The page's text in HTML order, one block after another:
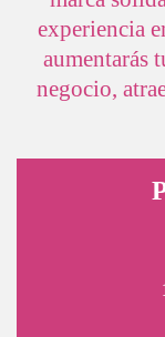
experiencia
aumentarás
negocio,